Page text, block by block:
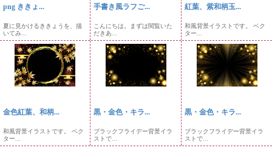
png ききょ...
夏に見かけるききょうを、描
いてみ...
手書き風ラフご...
こんにちは。まずは閲覧いた
だきあ...
紅葉、紫和柄玉...
和風背景イラストです。 ベク
ター...
金色紅葉、和柄...
和風背景イラストです。 ベク
ター...
黒・金色・キラ...
ブラックフライデー背景イラ
ストで...
黒・金色・キラ...
ブラックフライデー背景イラ
ストで...